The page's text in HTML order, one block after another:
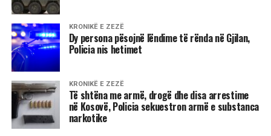
KRONIKË E ZEZË
Dy persona pësojnë lëndime të rënda në Gjilan,
Policia nis hetimet
KRONIKË E ZEZË
Të shtëna me armë, drogë dhe disa arrestime
në Kosovë, Policia sekuestron armë e substanca
narkotike